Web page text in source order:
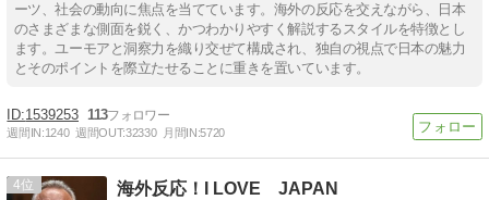
ーツ、社会の動向に焦点を当てています。海外の反応を交えながら、日本
のさまざまな側面を鋭く、かつわかりやすく解説するスタイルを特徴とし
ます。ユーモアと洞察力を織り交ぜて構成され、独自の視点で日本の魅力
とそのポイントを際立たせることに重きを置いています。
1539253 113
週間IN:1240 週間OUT:32330 月間IN:5720
4 海外反応！I LOVE JAPAN